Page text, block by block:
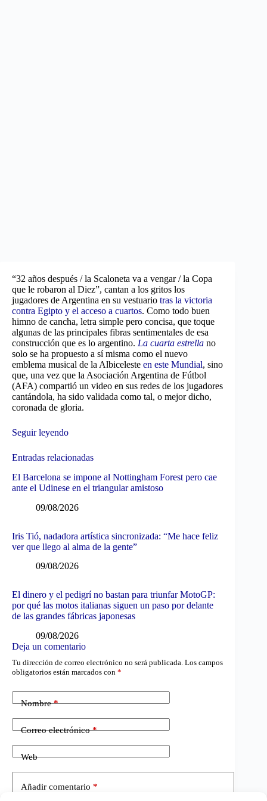
“32 años después / la Scaloneta va a vengar / la Copa
que le robaron al Diez”, cantan a los gritos los
jugadores de Argentina en su vestuario tras la victoria
contra Egipto y el acceso a cuartos. Como todo buen
himno de cancha, letra simple pero concisa, que toque
algunas de las principales fibras sentimentales de esa
construcción que es lo argentino. La cuarta estrella no
solo se ha propuesto a sí misma como el nuevo
emblema musical de la Albiceleste en este Mundial, sino
que, una vez que la Asociación Argentina de Fútbol
(AFA) compartió un video en sus redes de los jugadores
cantándola, ha sido validada como tal, o mejor dicho,
coronada de gloria.
Seguir leyendo
Entradas relacionadas
El Barcelona se impone al Nottingham Forest pero cae
ante el Udinese en el triangular amistoso
09/08/2026
Iris Tió, nadadora artística sincronizada: “Me hace feliz
ver que llego al alma de la gente”
09/08/2026
El dinero y el pedigrí no bastan para triunfar MotoGP:
por qué las motos italianas siguen un paso por delante
de las grandes fábricas japonesas
09/08/2026
Deja un comentario
Tu dirección de correo electrónico no será publicada. Los campos
obligatorios están marcados con *
Nombre*
Correo electrónico*
Web
Añadir comentario *